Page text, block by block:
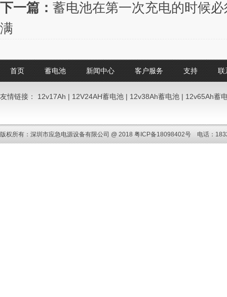
下一篇： 蓄电池在第一次充电的时候
满
首页 蓄电池 新闻中心 客户服务 支持 联
版权所有：深圳市应急电源设备有限公司 @ 2018粤ICP备18098402号电话：
友情链接： 12v17Ah | 12V24AH蓄电池 | 12v38Ah蓄电池 | 12v65Ah蓄